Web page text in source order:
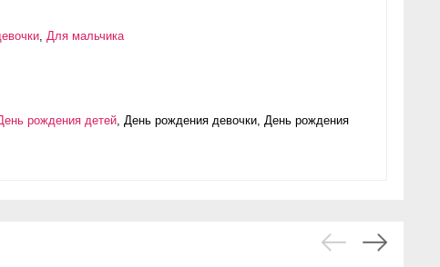
, Для мальчика
рождения детей, День рождения девочки, День рождения